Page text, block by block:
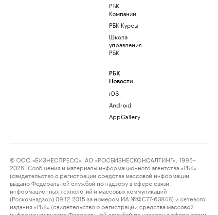
РБК
Компании
РБК Курсы
Школа
управления
РБК
РБК
Новости
iOS
Android
AppGallery
© ООО «БИЗНЕСПРЕСС», АО «РОСБИЗНЕСКОНСАЛТИНГ», 1995–
2026. Сообщения и материалы информационного агентства «РБК»
(свидетельство о регистрации средства массовой информации
выдано Федеральной службой по надзору в сфере связи,
информационных технологий и массовых коммуникаций
(Роскомнадзор) 09.12.2015 за номером ИА №ФС77-63848) и сетевого
издания «РБК» (свидетельство о регистрации средства массовой